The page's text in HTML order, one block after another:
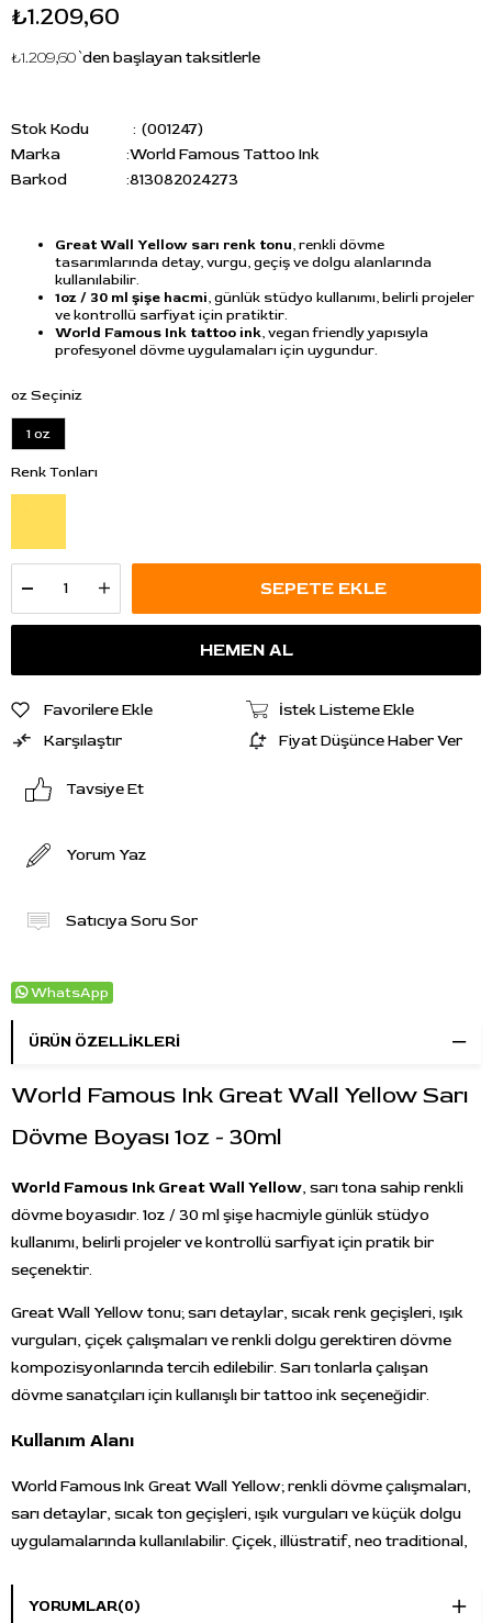
₺1.209,60
₺1.209,60`den başlayan taksitlerle
Stok Kodu
(001247)
Marka
:World Famous Tattoo Ink
Barkod
:813082024273
Great Wall Yellow sarı renk tonu, renkli dövme
tasarımlarında detay, vurgu, geçiş ve dolgu alanlarında
kullanılabilir.
1oz / 30 ml şişe hacmi, günlük stüdyo kullanımı, belirli projeler
ve kontrollü sarfiyat için pratiktir.
World Famous Ink tattoo ink, vegan friendly yapısıyla
profesyonel dövme uygulamaları için uygundur.
oz Seçiniz
1 oz
Renk Tonları
Favorilere Ekle
İstek Listeme Ekle
Karşılaştır
Fiyat Düşünce Haber Ver
Tavsiye Et
Yorum Yaz
Satıcıya Soru Sor
WhatsApp
ÜRÜN ÖZELLIKLERI
World Famous Ink Great Wall Yellow Sarı
Dövme Boyası 1oz - 30ml
World Famous Ink Great Wall Yellow, sarı tona sahip renkli
dövme boyasıdır. 1oz / 30 ml şişe hacmiyle günlük stüdyo
kullanımı, belirli projeler ve kontrollü sarfiyat için pratik bir
seçenektir.
Great Wall Yellow tonu; sarı detaylar, sıcak renk geçişleri, ışık
vurguları, çiçek çalışmaları ve renkli dolgu gerektiren dövme
kompozisyonlarında tercih edilebilir. Sarı tonlarla çalışan
dövme sanatçıları için kullanışlı bir tattoo ink seçeneğidir.
Kullanım Alanı
World Famous Ink Great Wall Yellow; renkli dövme çalışmaları,
sarı detaylar, sıcak ton geçişleri, ışık vurguları ve küçük dolgu
uygulamalarında kullanılabilir. Çiçek, illüstratif, neo traditional,
YORUMLAR(0)